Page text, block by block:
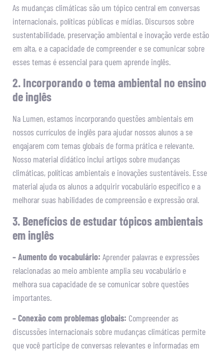
As mudanças climáticas são um tópico central em conversas
internacionais, políticas públicas e mídias. Discursos sobre
sustentabilidade, preservação ambiental e inovação verde estão
em alta, e a capacidade de compreender e se comunicar sobre
esses temas é essencial para quem aprende inglês.
2. Incorporando o tema ambiental no ensino
de inglês
Na Lumen, estamos incorporando questões ambientais em
nossos currículos de inglês para ajudar nossos alunos a se
engajarem com temas globais de forma prática e relevante.
Nosso material didático inclui artigos sobre mudanças
climáticas, políticas ambientais e inovações sustentáveis. Esse
material ajuda os alunos a adquirir vocabulário específico e a
melhorar suas habilidades de compreensão e expressão oral.
3. Benefícios de estudar tópicos ambientais
em inglês
– Aumento do vocabulário: Aprender palavras e expressões
relacionadas ao meio ambiente amplia seu vocabulário e
melhora sua capacidade de se comunicar sobre questões
importantes.
– Conexão com problemas globais: Compreender as
discussões internacionais sobre mudanças climáticas permite
que você participe de conversas relevantes e informadas em